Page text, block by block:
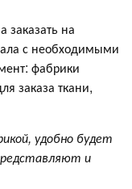
заказать на
с необходимыми
фабрики
заказа ткани,
удобно будет
и